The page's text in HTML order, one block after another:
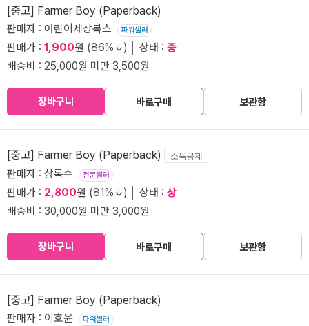
[중고] Farmer Boy (Paperback)
판매자 : 어린이세상북스 파워셀러
판매가 : 1,900원 (86%↓) │ 상태 : 중
배송비 : 25,000원 미만 3,500원
장바구니 바로구매 보관함
[중고] Farmer Boy (Paperback) 소득공제
판매자 : 상록수 전문셀러
판매가 : 2,800원 (81%↓) │ 상태 : 상
배송비 : 30,000원 미만 3,000원
장바구니 바로구매 보관함
[중고] Farmer Boy (Paperback)
판매자 : 이호윤 파워셀러